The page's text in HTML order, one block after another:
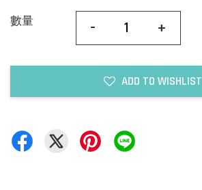
數量 - +
ADD TO WISHLIST